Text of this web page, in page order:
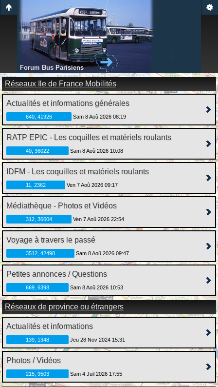
Forum Bus Parisiens
Réseaux Ile de France Mobilités
Actualités et informations générales
640, 41926 Sam 8 Aoû 2026 08:19
RATP EPIC - Les coquilles et matériels roulants
40, 36022 Sam 8 Aoû 2026 10:08
IDFM - Les coquilles et matériels roulants
11, 2362 Ven 7 Aoû 2026 09:17
Médiathèque - Photos et Vidéos
312, 36604 Ven 7 Aoû 2026 22:54
Voyage à travers le passé
3512, 42498 Sam 8 Aoû 2026 09:47
Petites annonces / Questions
669, 6398 Sam 8 Aoû 2026 10:53
Réseaux de province ou étrangers
Actualités et informations
139, 1348 Jeu 28 Nov 2024 15:31
Photos / Vidéos
215, 9503 Sam 4 Juil 2026 17:55